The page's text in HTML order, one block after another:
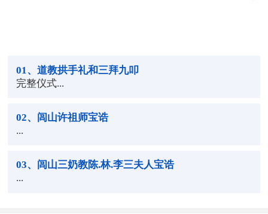
01 、道教拱手礼和三拜九叩
完整仪式...
02、闾山许祖师宝诰
...
03、闾山三奶教陈.林.李三夫人宝诰
...